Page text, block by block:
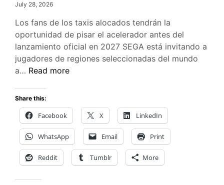
July 28, 2026
Los fans de los taxis alocados tendrán la
oportunidad de pisar el acelerador antes del
lanzamiento oficial en 2027 SEGA está invitando a
jugadores de regiones seleccionadas del mundo
a… Crazy
World
Tour
–
Primera
Prueba
Multijugador
llega
en
Read more
Share this:
Facebook X LinkedIn
WhatsApp Email Print
Reddit Tumblr More